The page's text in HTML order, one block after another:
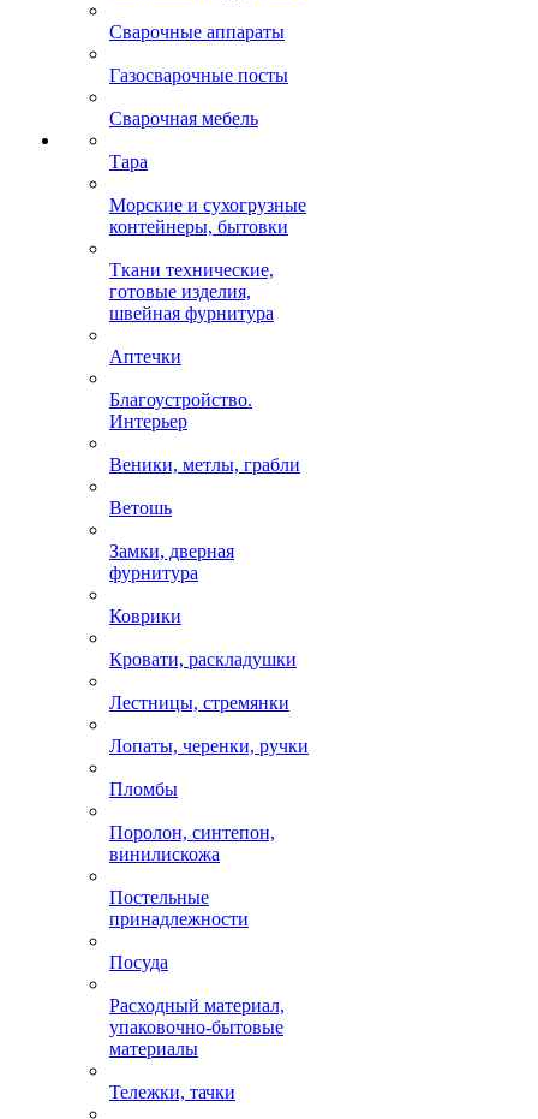
Сварочные аппараты
Газосварочные посты
Сварочная мебель
Тара
Морские и сухогрузные
контейнеры, бытовки
Ткани технические,
готовые изделия,
швейная фурнитура
Аптечки
Благоустройство.
Интерьер
Веники, метлы, грабли
Ветошь
Замки, дверная
фурнитура
Коврики
Кровати, раскладушки
Лестницы, стремянки
Лопаты, черенки, ручки
Пломбы
Поролон, синтепон,
винилискожа
Постельные
принадлежности
Посуда
Расходный материал,
упаковочно-бытовые
материалы
Тележки, тачки